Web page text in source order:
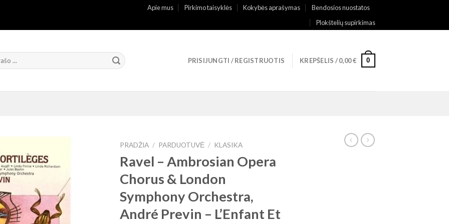
Apie mus Pirkimo taisyklės Kokybės aprašymas
Bendosios nuostatos
Plokštelių supirkimas
PRISIJUNGTI / REGISTRUOTIS KREPŠELIS /0,00€ 0
PRADŽIA / PARDUOTUVĖ / KLASIKA
Ravel – Ambrosian Opera
Chorus & London
Symphony Orchestra,
André Previn ‎– L’Enfant Et